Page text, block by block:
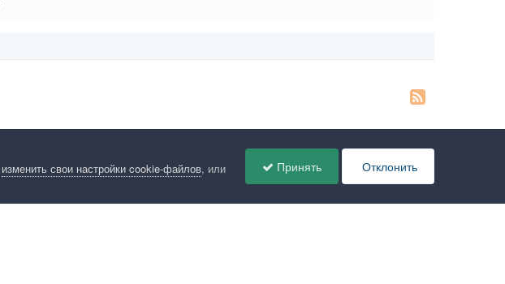
Правила Таблица лидеров Администрация
изменить свои настройки cookie-файлов, или
Принять Отклонить